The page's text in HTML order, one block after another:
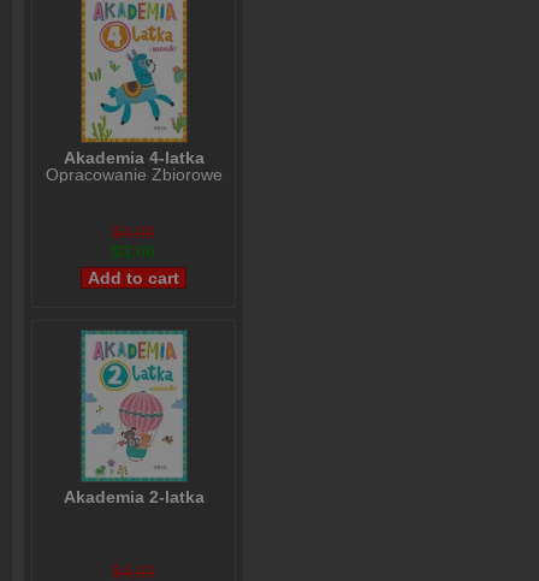
Akademia 4-latka
Opracowanie Zbiorowe
$4,00
$3,00
Akademia 2-latka
$4,00